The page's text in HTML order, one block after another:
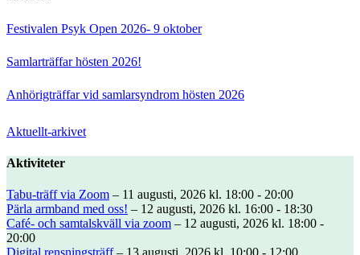
Festivalen Psyk Open 2026- 9 oktober
Samlarträffar hösten 2026!
Anhörigträffar vid samlarsyndrom hösten 2026
Aktuellt-arkivet
Aktiviteter
Tabu-träff via Zoom – 11 augusti, 2026 kl. 18:00 - 20:00
Pärla armband med oss! – 12 augusti, 2026 kl. 16:00 - 18:30
Café- och samtalskväll via zoom – 12 augusti, 2026 kl. 18:00 -
20:00